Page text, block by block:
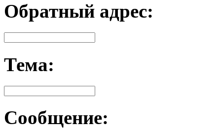
Обратный адрес:
Тема:
Сообщение: